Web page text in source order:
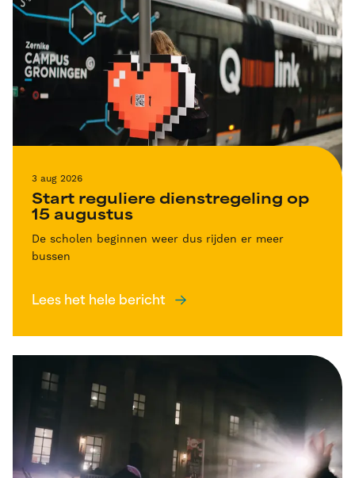
3 aug 2026
Start reguliere dienstregeling op
15 augustus
De scholen beginnen weer dus rijden er meer
bussen
Lees het hele bericht